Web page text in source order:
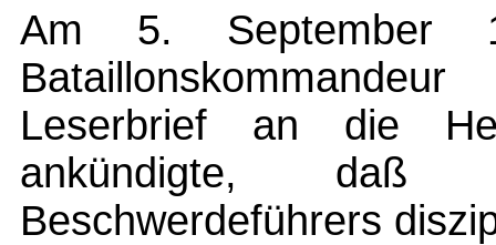
Am 5. September
Leserbrief an die
ankündigte,
Beschwerdeführers